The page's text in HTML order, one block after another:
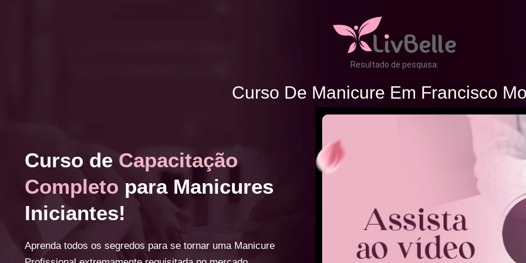
Resultado de pesquisa:
Curso De Manicure Em Francisco
Curso de Capacitação
Completo para Manicures
Iniciantes!
Aprenda todos os segredos para se tornar uma Manicure